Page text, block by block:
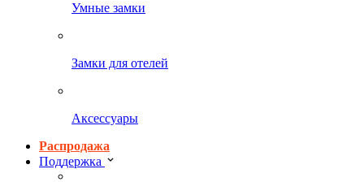
Умные замки
Замки для отелей
Аксессуары
Распродажа
Поддержка